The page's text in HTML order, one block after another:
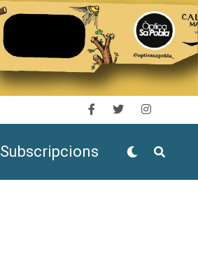
Subscripcions